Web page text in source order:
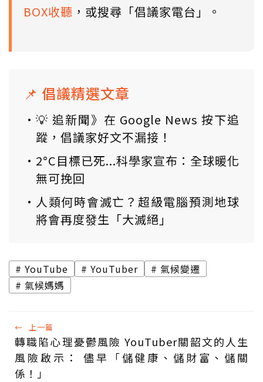
BOX收聽 ，或搜尋「倡議家電台」。
📌 倡議精選文章
💡 追新聞》在 Google News 按下追
蹤，倡議家好文不漏接！
2°C目標已死...科學家宣布：全球暖化
無可挽回
人類何時會滅亡？超級電腦預測地球
將會再度發生「大滅絕」
YouTube YouTuber
氣候變遷
氣候媽媽
← 上一篇
轉職陷心理憂鬱風險 YouTuber關韶文的人生
風險啟示： 儘早「儲健康、儲財富、儲關
係！」